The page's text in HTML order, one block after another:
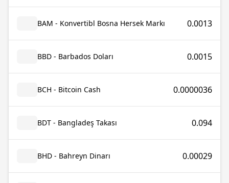
BAM - Konvertibl Bosna Hersek Markı 0.0013
BBD - Barbados Doları 0.0015
BCH - Bitcoin Cash 0.0000036
BDT - Bangladeş Takası 0.094
BHD - Bahreyn Dinarı 0.00029